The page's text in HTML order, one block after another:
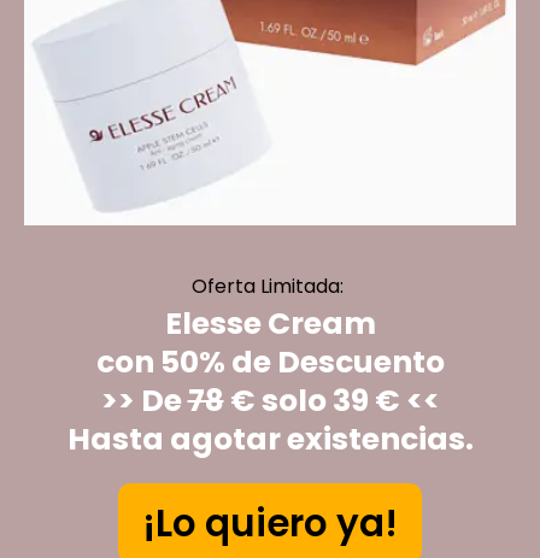
Oferta Limitada: ​
Elesse Cream
con 50% de Descuento
>> De78€ solo 39 € <<
Hasta agotar existencias.
¡Lo quiero ya!